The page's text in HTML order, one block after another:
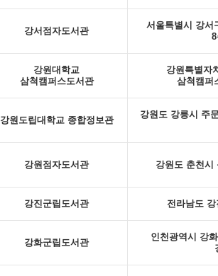
강서점자도서관
서울특별시 강서
강원대학교
삼척캠퍼스도서관
강원특별자
삼척캠퍼
강원도립대학교 종합정보관
강원도 강릉시 주
강원점자도서관 강원도 춘천시
강진군립도서관 전라남도
강화군립도서관
인천광역시 강